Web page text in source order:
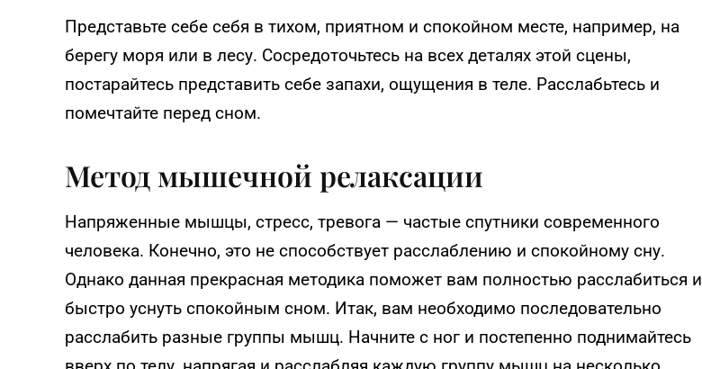
Представьте себе себя в тихом, приятном и спокойном месте, например, на
берегу моря или в лесу. Сосредоточьтесь на всех деталях этой сцены,
постарайтесь представить себе запахи, ощущения в теле. Расслабьтесь и
помечтайте перед сном.
Метод мышечной релаксации
Напряженные мышцы, стресс, тревога — частые спутники современного
человека. Конечно, это не способствует расслаблению и спокойному сну.
Однако данная прекрасная методика поможет вам полностью расслабиться и
быстро уснуть спокойным сном. Итак, вам необходимо последовательно
расслабить разные группы мышц. Начните с ног и постепенно поднимайтесь